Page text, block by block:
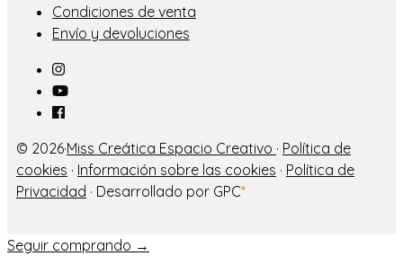
Condiciones de venta
Envío y devoluciones
© 2026·Miss Creática Espacio Creativo · Política de
cookies · Información sobre las cookies · Política de
Privacidad · Desarrollado por GPC*
Seguir comprando →